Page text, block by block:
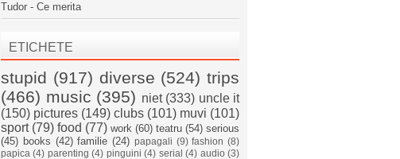
Tudor - Ce merita
ETICHETE
stupid (917) diverse (524) trips
(466) music (395) niet (333) uncle it
(150) pictures (149) clubs (101) muvi (101)
sport (79) food (77) work (60) teatru (54) serious
(45) books (42) familie (24) papagali (9) fashion (8)
papica (4) parenting (4) pinguini (4) serial (4) audio (3)